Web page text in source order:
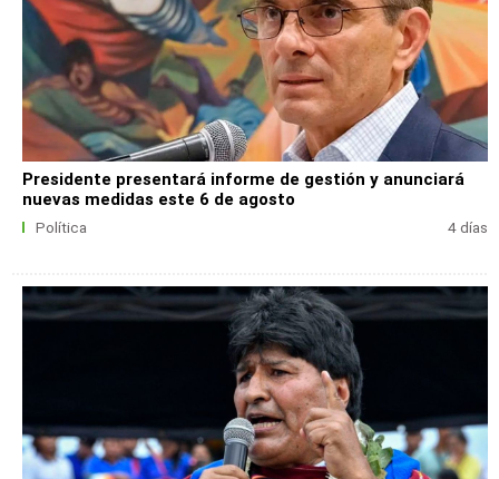
Presidente presentará informe de gestión y anunciará
nuevas medidas este 6 de agosto
Política 4 días